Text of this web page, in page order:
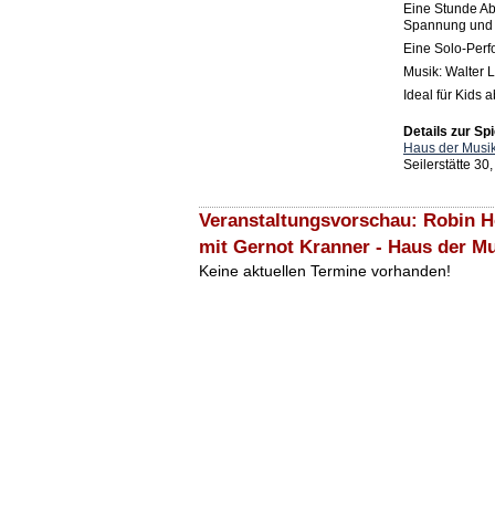
Eine Stunde
Spannung und
Eine Solo-
Musik: Walter
Ideal für Kids
Details zur
Haus der
Seilerstätte
Veranstaltungsvorschau: Robin
mit Gernot Kranner - Haus der
Keine aktuellen Termine vorhanden!